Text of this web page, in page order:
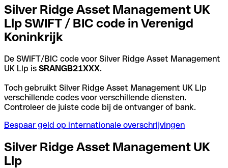
Silver Ridge Asset Management UK
Llp SWIFT / BIC code in Verenigd
Koninkrijk
De SWIFT/BIC code voor Silver Ridge Asset Management
UK Llp is SRANGB21XXX.
Toch gebruikt Silver Ridge Asset Management UK Llp
verschillende codes voor verschillende diensten.
Controleer de juiste code bij de ontvanger of bank.
Bespaar geld op internationale overschrijvingen
Silver Ridge Asset Management UK
Llp